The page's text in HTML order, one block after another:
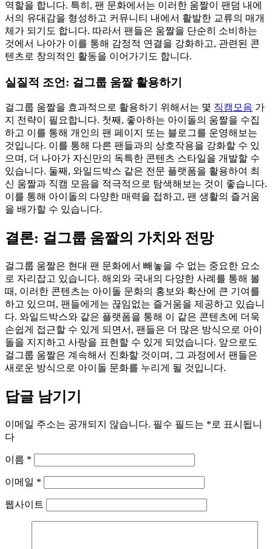
역할을 합니다. 특히, 팬 문화에서는 이러한 움짤이 팬덤 내에
서의 유대감을 형성하고 커뮤니티 내에서 활발한 교류의 매개
체가 되기도 합니다. 따라서 팬들은 움짤을 단순히 소비하는
것에서 나아가 이를 통해 감정적 연결을 강화하고, 관련된 콘
텐츠로 창의적인 활동을 이어가기도 합니다.
실질적 조언: 걸그룹 움짤 활용하기
걸그룹 움짤을 효과적으로 활용하기 위해서는 몇 직캠모음 가
지 전략이 필요합니다. 첫째, 좋아하는 아이돌의 움짤을 수집
하고 이를 통해 개인의 팬 페이지 또는 블로그를 운영해보는
것입니다. 이를 통해 다른 팬들과의 상호작용을 강화할 수 있
으며, 더 나아가 자신만의 독특한 콘텐츠 스타일을 개발할 수
있습니다. 둘째, 와일드박스 같은 전문 플랫폼을 활용하여 최
신 움짤과 직캠 모음을 적극적으로 탐색해보는 것이 좋습니다.
이를 통해 아이돌의 다양한 매력을 접하고, 팬 생활의 즐거움
을 배가할 수 있습니다.
결론: 걸그룹 움짤의 가치와 전망
걸그룹 움짤은 현대 팬 문화에서 빼놓을 수 없는 중요한 요소
로 자리잡고 있습니다. 해외와 국내의 다양한 사례를 통해 볼
때, 이러한 콘텐츠는 아이돌 문화의 홍보와 확산에 큰 기여를
하고 있으며, 팬들에게는 끊임없는 즐거움을 제공하고 있습니
다. 와일드박스와 같은 플랫폼을 통해 이 같은 콘텐츠에 더욱
손쉽게 접근할 수 있게 되면서, 팬들은 더 많은 방식으로 아이
돌을 지지하고 사랑을 표현할 수 있게 되었습니다. 앞으로도
걸그룹 움짤은 계속해서 진화할 것이며, 그 과정에서 팬들은
새로운 방식으로 아이돌 문화를 누리게 될 것입니다.
답글 남기기
이메일 주소는 공개되지 않습니다. 필수 필드는 *로 표시됩니
다
이름 *
이메일 *
웹사이트